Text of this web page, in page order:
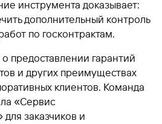
инструмента доказывает:
дополнительный контроль
по госконтрактам.
предоставлении гарантий
и других преимуществах
клиентов. Команда
«Сервис
заказчиков и